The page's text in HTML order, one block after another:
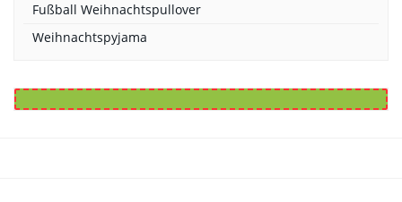
Fußball Weihnachtspullover
Weihnachtspyjama